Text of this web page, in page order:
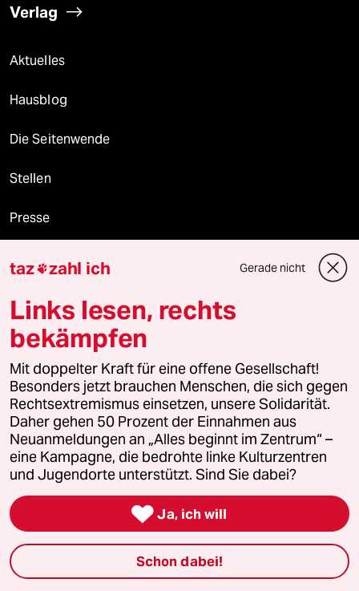
Verlag
Aktuelles
Hausblog
Die Seitenwende
Stellen
Presse
abo
genossenschaft
taz zahl ich
recherchefonds ausland
panterstiftung
panterpreis 2026
taz zahl ich Gerade nicht
Links lesen, rechts
bekämpfen
Mit doppelter Kraft für eine offene Gesellschaft!
Besonders jetzt brauchen Menschen, die sich gegen
Rechtsextremismus einsetzen, unsere Solidarität.
Daher gehen 50 Prozent der Einnahmen aus
Neuanmeldungen an „Alles beginnt im Zentrum“ –
eine Kampagne, die bedrohte linke Kulturzentren
und Jugendorte unterstützt. Sind Sie dabei?
 Ja, ich will
Schon dabei!